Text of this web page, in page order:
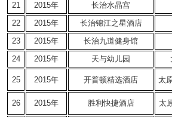
21
2015年 长治水晶宫
22
2015年 长治锦江之星酒店
23
2015年 长治九道健身馆
24
2015年 天与幼儿园
25 2015年 开普顿精选酒店 太
26 2015年 胜利快捷酒店 太